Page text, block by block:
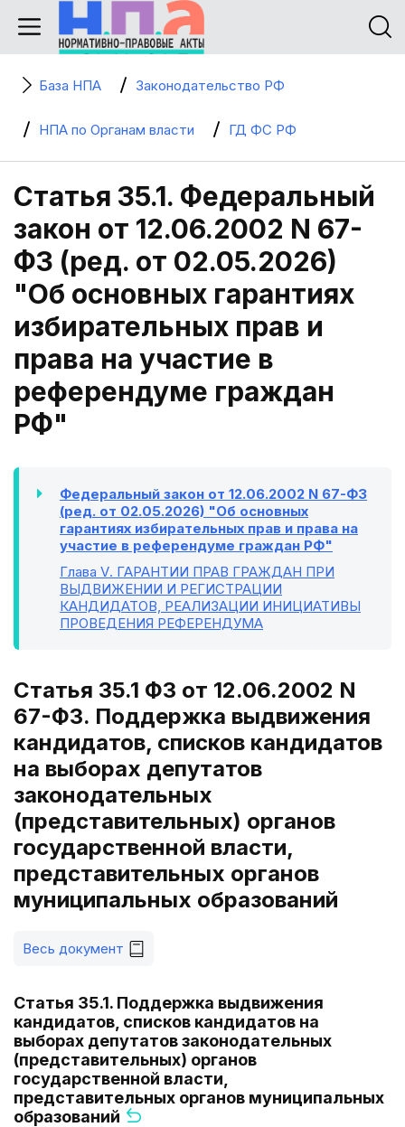
База НПА Законодательство РФ
НПА по Органам власти ГД ФС РФ
Статья 35.1. Федеральный
закон от 12.06.2002 N 67-
ФЗ (ред. от 02.05.2026)
"Об основных гарантиях
избирательных прав и
права на участие в
референдуме граждан
РФ"
Федеральный закон от 12.06.2002 N 67-ФЗ
(ред. от 02.05.2026) "Об основных
гарантиях избирательных прав и права на
участие в референдуме граждан РФ"
Глава V. ГАРАНТИИ ПРАВ ГРАЖДАН ПРИ
ВЫДВИЖЕНИИ И РЕГИСТРАЦИИ
КАНДИДАТОВ, РЕАЛИЗАЦИИ ИНИЦИАТИВЫ
ПРОВЕДЕНИЯ РЕФЕРЕНДУМА
Статья 35.1 ФЗ от 12.06.2002 N
67-ФЗ. Поддержка выдвижения
кандидатов, списков кандидатов
на выборах депутатов
законодательных
(представительных) органов
государственной власти,
представительных органов
муниципальных образований
Весь документ
Статья 35.1. Поддержка выдвижения
кандидатов, списков кандидатов на
выборах депутатов законодательных
(представительных) органов
государственной власти,
представительных органов муниципальных
образований